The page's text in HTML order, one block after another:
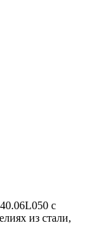
с
из стали,